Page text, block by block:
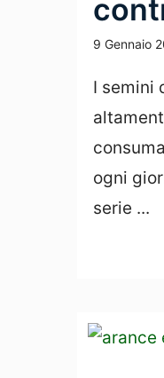
9 Gennaio
I semini
ogni
serie ...